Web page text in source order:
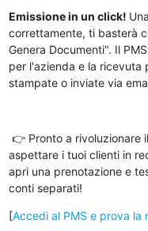
Emissione in un click!
correttamente, ti basterà
Genera Documenti". Il
per l'azienda e la ricevuta
stampate o inviate via
👉 Pronto a rivoluzionare
aspettare i tuoi clienti in
apri una prenotazione e
conti separati!
[Accedi al PMS e prova la